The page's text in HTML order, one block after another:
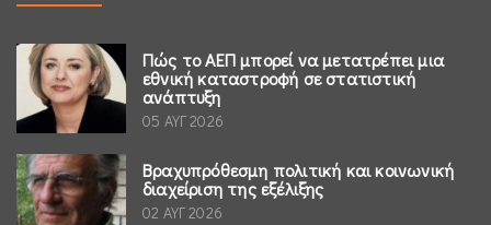
Πώς το ΑΕΠ μπορεί να μετατρέπει μια
εθνική καταστροφή σε στατιστική
ανάπτυξη
05 ΑΥΓ 2026
Βραχυπρόθεσμη πολιτική και κοινωνική
διαχείριση της εξέλιξης
02 ΑΥΓ 2026